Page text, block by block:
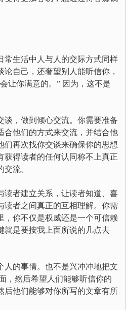
常生活中人与人的交际方式同样
自己，还奢望别人能听信你，
让你满意的。” 因为，这不是
谈，做到倾心交流。你需要准备
合他们的方式来交流，并结合他
们再次找你交谈来确保你的思想
获得读者的任何认同称不上真正
流。
读者建立关系，让读者知道、喜
读者之间真正的互相理解。你需
，你不仅是权威还是一个可信赖
就是要按我上面所说的几点去
人的事情。也不是兴冲冲地把文
，然后希望人们能够听信你的
后他们能够对你所写的文章有所